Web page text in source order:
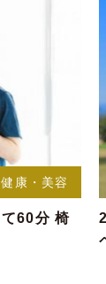
健康・美容
60分 椅